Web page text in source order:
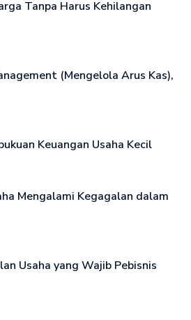
Tanpa Harus Kehilangan
(Mengelola Arus Kas),
Keuangan Usaha Kecil
Mengalami Kegagalan dalam
Usaha yang Wajib Pebisnis